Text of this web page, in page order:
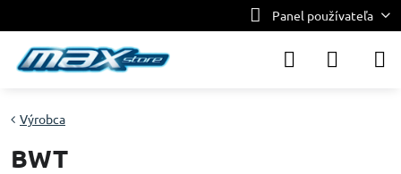
Panel používateľa
Výrobca
BWT